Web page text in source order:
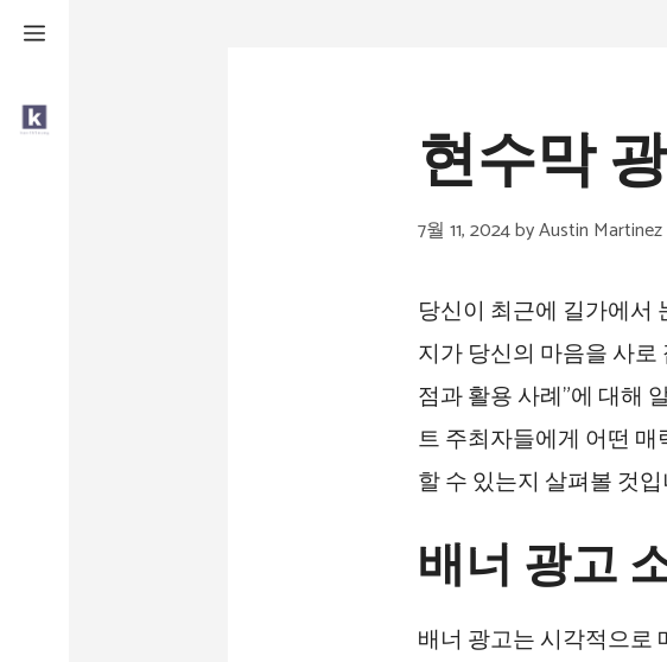
현수막
7월 11, 2024byAustin Martinez
당신이 최근에 길가에서
지가 당신의 마음을 사
점과 활용 사례”에 대해
트 주최자들에게 어떤
할 수 있는지 살펴볼 것
배너 광고
배너 광고는 시각적으로